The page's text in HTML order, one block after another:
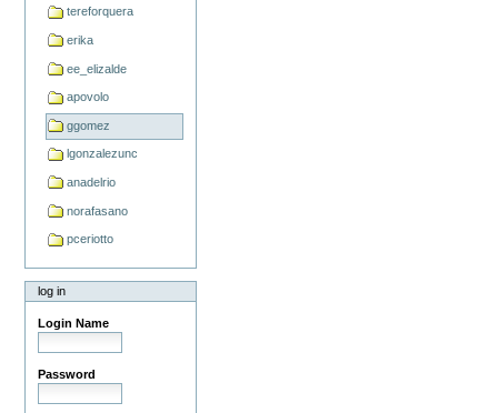
tereforquera
erika
ee_elizalde
apovolo
ggomez
lgonzalezunc
anadelrio
norafasano
pceriotto
log in
Login Name
Password